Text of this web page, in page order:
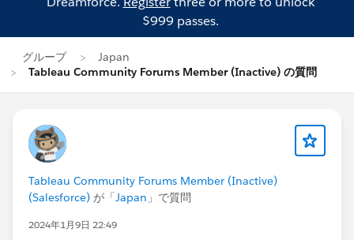
$999 passes.
グループ
Japan
Tableau Community Forums Member (Inactive) の質問
Tableau Community Forums Member (Inactive)
(Salesforce) が「Japan 」で質問
2024年1月9日 22:49